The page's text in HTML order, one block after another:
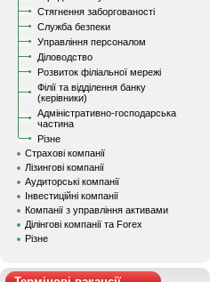
Стягнення заборгованості
Служба безпеки
Управління персоналом
Діловодство
Розвиток філіальної мережі
Філії та відділення банку
(керівники)
Адміністративно-господарська
частина
Різне
Страхові компанії
Лізингові компанії
Аудиторські компанії
Інвестиційні компанії
Компанії з управління активами
Ділінгові компанії та Forex
Різне